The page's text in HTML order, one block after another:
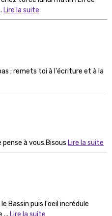
Lire la suite
; remets toi à l'écriture et à la
à vous.Bisous Lire la suite
Bassin puis l'oeil incrédule
... Lire la suite